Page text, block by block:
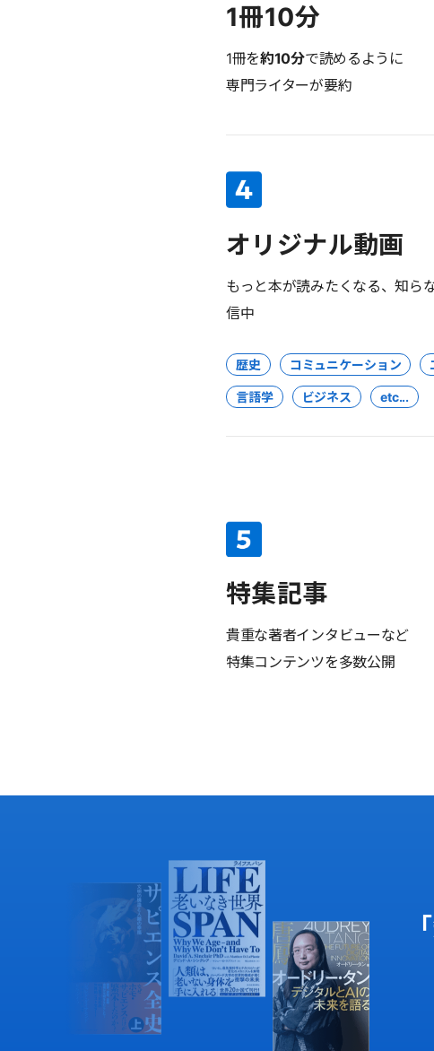
1冊10分
1冊を約10分で読めるように
専門ライターが要約
オリジナル動画
もっと本が読みたくなる、知ら
信中
歴史 コミュニケーション
言語学 ビジネス etc...
特集記事
貴重な著者インタビューなど
特集コンテンツを多数公開